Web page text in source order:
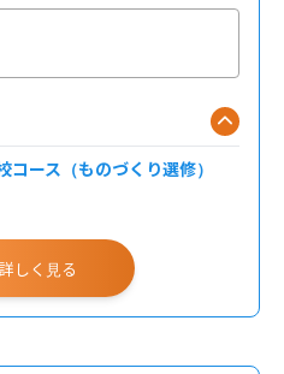
ース（ものづくり選修）
しく見る